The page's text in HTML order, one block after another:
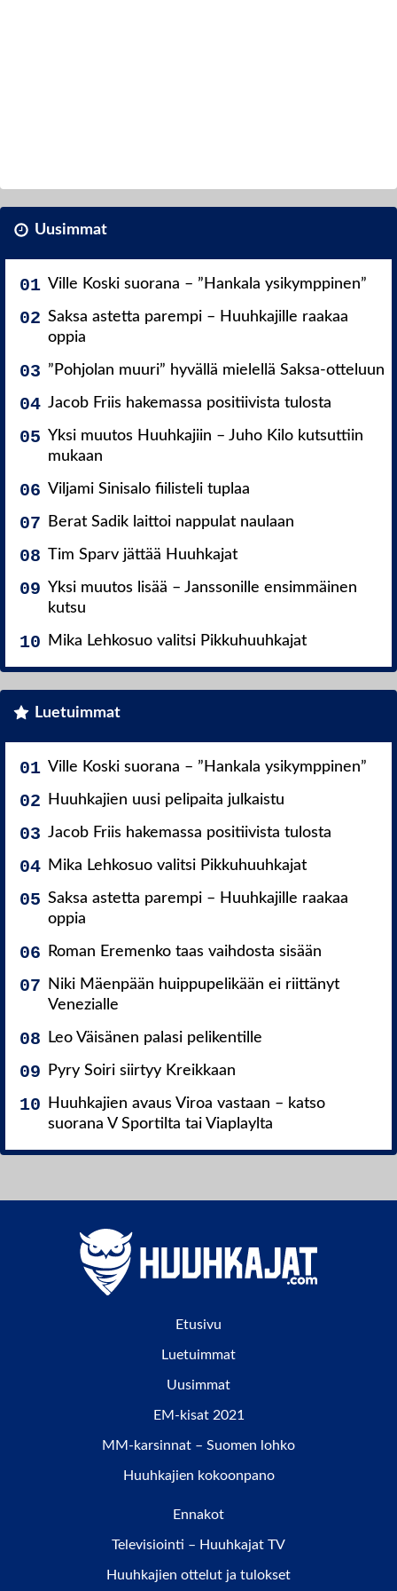
Uusimmat
Ville Koski suorana – ”Hankala ysikymppinen”
Saksa astetta parempi – Huuhkajille raakaa
oppia
”Pohjolan muuri” hyvällä mielellä Saksa-otteluun
Jacob Friis hakemassa positiivista tulosta
Yksi muutos Huuhkajiin – Juho Kilo kutsuttiin
mukaan
Viljami Sinisalo fiilisteli tuplaa
Berat Sadik laittoi nappulat naulaan
Tim Sparv jättää Huuhkajat
Yksi muutos lisää – Janssonille ensimmäinen
kutsu
Mika Lehkosuo valitsi Pikkuhuuhkajat
Luetuimmat
Ville Koski suorana – ”Hankala ysikymppinen”
Huuhkajien uusi pelipaita julkaistu
Jacob Friis hakemassa positiivista tulosta
Mika Lehkosuo valitsi Pikkuhuuhkajat
Saksa astetta parempi – Huuhkajille raakaa
oppia
Roman Eremenko taas vaihdosta sisään
Niki Mäenpään huippupelikään ei riittänyt
Venezialle
Leo Väisänen palasi pelikentille
Pyry Soiri siirtyy Kreikkaan
Huuhkajien avaus Viroa vastaan – katso
suorana V Sportilta tai Viaplaylta
Etusivu
Luetuimmat
Uusimmat
EM-kisat 2021
MM-karsinnat – Suomen lohko
Huuhkajien kokoonpano
Ennakot
Televisiointi – Huuhkajat TV
Huuhkajien ottelut ja tulokset